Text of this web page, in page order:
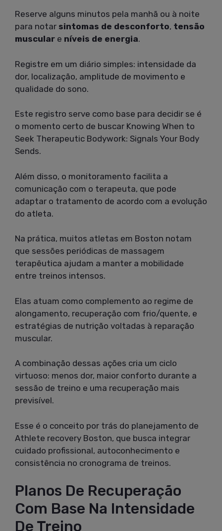
Reserve alguns minutos pela manhã ou à noite
para notar sintomas de desconforto, tensão
muscular e níveis de energia.
Registre em um diário simples: intensidade da
dor, localização, amplitude de movimento e
qualidade do sono.
Este registro serve como base para decidir se é
o momento certo de buscar Knowing When to
Seek Therapeutic Bodywork: Signals Your Body
Sends.
Além disso, o monitoramento facilita a
comunicação com o terapeuta, que pode
adaptar o tratamento de acordo com a evolução
do atleta.
Na prática, muitos atletas em Boston notam
que sessões periódicas de massagem
terapêutica ajudam a manter a mobilidade
entre treinos intensos.
Elas atuam como complemento ao regime de
alongamento, recuperação com frio/quente, e
estratégias de nutrição voltadas à reparação
muscular.
A combinação dessas ações cria um ciclo
virtuoso: menos dor, maior conforto durante a
sessão de treino e uma recuperação mais
previsível.
Esse é o conceito por trás do planejamento de
Athlete recovery Boston, que busca integrar
cuidado profissional, autoconhecimento e
consistência no cronograma de treinos.
Planos De Recuperação
Com Base Na Intensidade
De Treino